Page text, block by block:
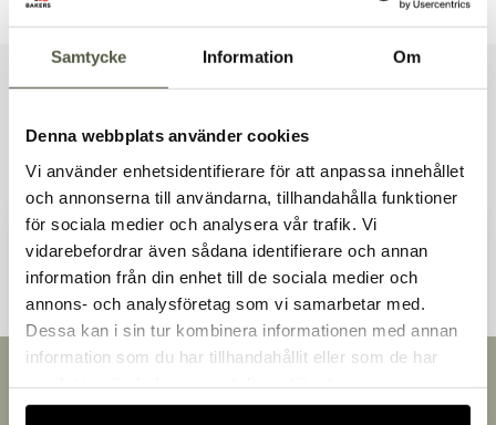
Samtycke Information Om
Denna webbplats använder cookies
Vi använder enhetsidentifierare för att anpassa innehållet
och annonserna till användarna, tillhandahålla funktioner
för sociala medier och analysera vår trafik. Vi
vidarebefordrar även sådana identifierare och annan
information från din enhet till de sociala medier och
annons- och analysföretag som vi samarbetar med.
Dessa kan i sin tur kombinera informationen med annan
information som du har tillhandahållit eller som de har
Andra kunder tittade även på
Leverans inom 3-5 arbetsdagar.
Välkommen till Bakers!
Handlar du som företag eller privatperson?
Fortsätt som privatperson